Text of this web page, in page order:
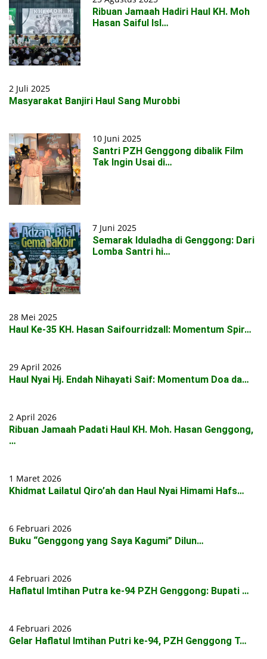
Ribuan Jamaah Hadiri Haul KH. Moh
Hasan Saiful Isl…
2 Juli 2025
Masyarakat Banjiri Haul Sang Murobbi
10 Juni 2025
Santri PZH Genggong dibalik Film
Tak Ingin Usai di…
7 Juni 2025
Semarak Iduladha di Genggong: Dari
Lomba Santri hi…
28 Mei 2025
Haul Ke-35 KH. Hasan Saifourridzall: Momentum Spir…
29 April 2026
Haul Nyai Hj. Endah Nihayati Saif: Momentum Doa da…
2 April 2026
Ribuan Jamaah Padati Haul KH. Moh. Hasan Genggong,
…
1 Maret 2026
Khidmat Lailatul Qiro’ah dan Haul Nyai Himami Hafs…
6 Februari 2026
Buku “Genggong yang Saya Kagumi” Dilun…
4 Februari 2026
Haflatul Imtihan Putra ke-94 PZH Genggong: Bupati …
4 Februari 2026
Gelar Haflatul Imtihan Putri ke-94, PZH Genggong T…